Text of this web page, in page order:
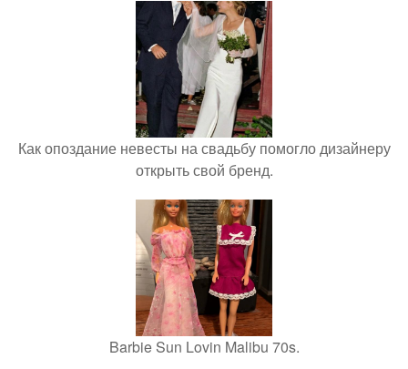
Как опоздание невесты на свадьбу помогло дизайнеру
открыть свой бренд.
Barbie Sun Lovin Malibu 70s.